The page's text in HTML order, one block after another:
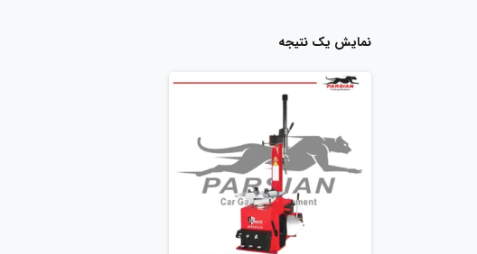
نمایش یک نتیجه